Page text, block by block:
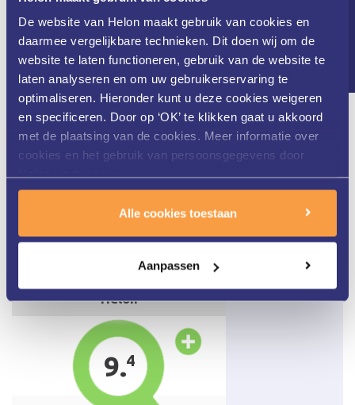
De website van Helon maakt gebruik van cookies en
daarmee vergelijkbare technieken. Dit doen wij om de
website te laten functioneren, gebruik van de website te
laten analyseren en om uw gebruikerservaring te
optimaliseren. Hieronder kunt u deze cookies weigeren
en specificeren. Door op ‘OK’ te klikken gaat u akkoord
met de plaatsing van de cookies. Meer informatie over
cookies en het gebruik van persoonsgegevens door
Helon vindt uhier.
Alle cookies toestaan
Aanpassen
huidtherapeuten die goed
uitleg geven. Ik voel me
serieus genomen, ook door
de tijd die ervoor genomen
wordt.